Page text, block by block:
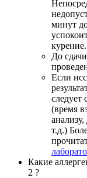
минут
курение.
До
Если
следует
(время
т.д.)
Какие
2 ?